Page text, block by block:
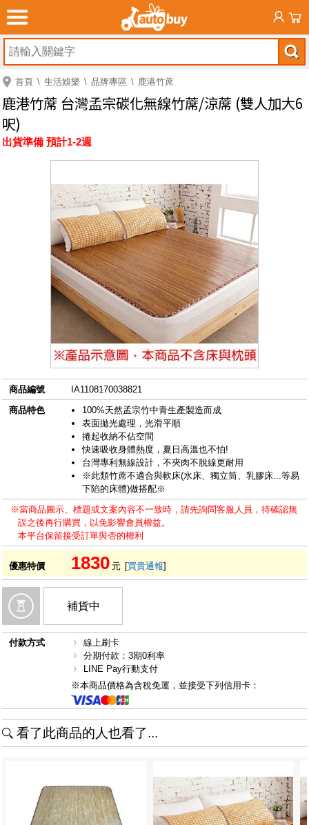
首頁 生活娛樂 品牌專區 鹿港竹蓆
鹿港竹蓆 台灣孟宗碳化無線竹蓆/涼蓆 (雙人加大6
呎)
出貨準備 預計1-2週
商品編號
IA1108170038821
商品特色
100%天然孟宗竹中青生產製造而成
表面拋光處理，光滑平順
捲起收納不佔空間
快速吸收身體熱度，夏日高溫也不怕!
台灣專利無線設計，不夾肉不脫線更耐用
※此類竹蓆不適合與軟床(水床、獨立筒、乳膠床...等易
下陷的床體)做搭配※
※當商品圖示、標題或文案內容不一致時，請先詢問客服人員，待確認無
誤之後再行購買，以免影響會員權益。
本平台保留接受訂單與否的權利
優惠特價 1830 元 [買貴通報]
補貨中
付款方式
線上刷卡
分期付款：3期0利率
LINE Pay行動支付
※本商品價格為含稅免運，並接受下列信用卡：
看了此商品的人也看了...